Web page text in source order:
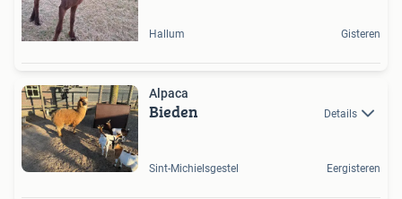
Hallum Gisteren
Alpaca
Bieden Details
Sint-Michielsgestel Eergisteren